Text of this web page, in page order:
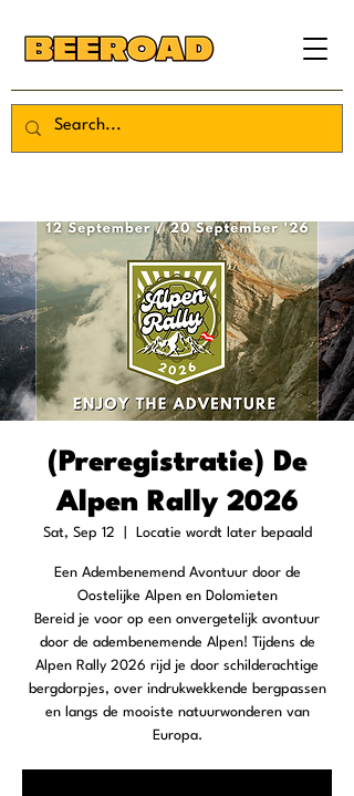
(Preregistratie) De
Alpen Rally 2026
Sat, Sep 12 Locatie wordt later bepaald
Een Adembenemend Avontuur door de
Oostelijke Alpen en Dolomieten
Bereid je voor op een onvergetelijk avontuur
door de adembenemende Alpen! Tijdens de
Alpen Rally 2026 rijd je door schilderachtige
bergdorpjes, over indrukwekkende bergpassen
en langs de mooiste natuurwonderen van
Europa.